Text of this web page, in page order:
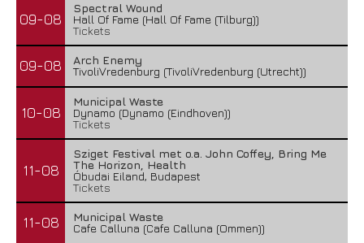
09-08
Spectral Wound
Hall Of Fame (Hall Of Fame (Tilburg))
Tickets
09-08
Arch Enemy
TivoliVredenburg (TivoliVredenburg (Utrecht))
10-08
Municipal Waste
Dynamo (Dynamo (Eindhoven))
Tickets
11-08
Sziget Festival met o.a. John Coffey, Bring Me
The Horizon, Health
Óbudai Eiland, Budapest
Tickets
11-08
Municipal Waste
Cafe Calluna (Cafe Calluna (Ommen))